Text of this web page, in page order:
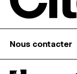
Nous contacter